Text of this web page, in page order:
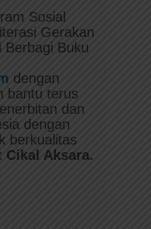
Sosial
Gerakan
Berbagi Buku
dengan
bantu terus
dan
dengan
berkualitas
Cikal Aksara.